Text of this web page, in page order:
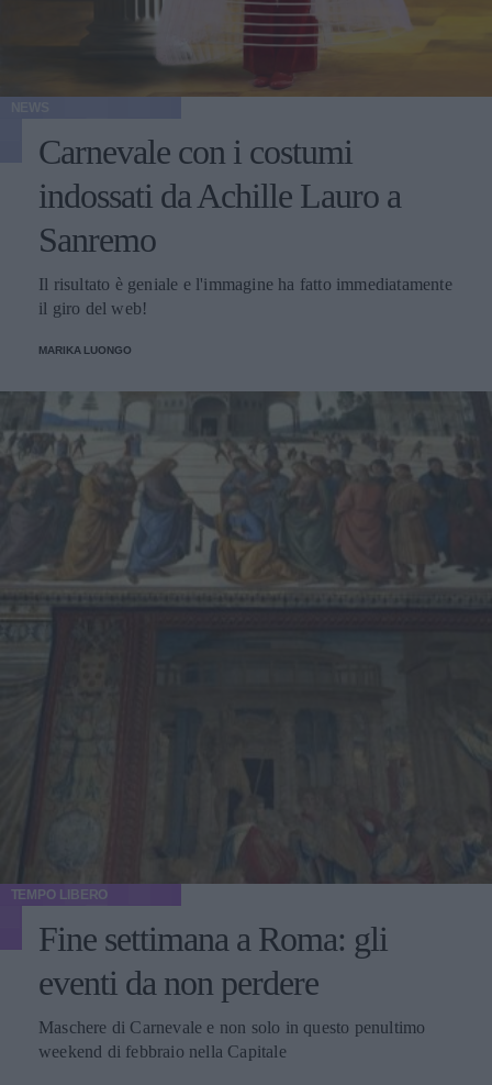
Carnevale con i costumi
indossati da Achille Lauro a
Sanremo
Il risultato è geniale e l'immagine ha fatto immediatamente
il giro del web!
MARIKA LUONGO
TEMPO LIBERO
Fine settimana a Roma: gli
eventi da non perdere
Maschere di Carnevale e non solo in questo penultimo
weekend di febbraio nella Capitale